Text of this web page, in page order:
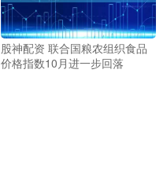
股神配资 联合国粮农组织食品
价格指数10月进一步回落